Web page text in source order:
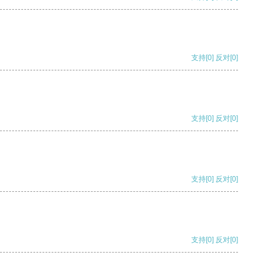
支持[0] 反对[0]
支持[0] 反对[0]
支持[0] 反对[0]
支持[0] 反对[0]